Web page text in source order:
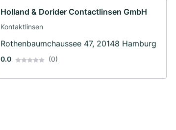
Holland & Dorider Contactlinsen GmbH
Kontaktlinsen
Rothenbaumchaussee 47, 20148 Hamburg
0.0 (0)